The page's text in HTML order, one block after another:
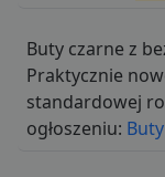
Buty czarne z
Praktycznie
standardowej
ogłoszeniu: